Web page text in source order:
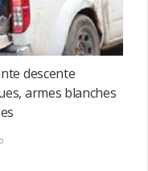
descente
armes blanches